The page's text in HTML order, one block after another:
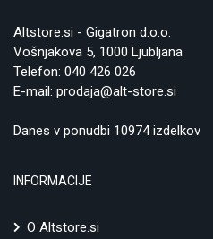
Altstore.si - Gigatron d.o.o.
Vošnjakova 5, 1000 Ljubljana
Telefon: 040 426 026
E-mail: prodaja@alt-store.si
Danes v ponudbi 10974 izdelkov
INFORMACIJE
O Altstore.si